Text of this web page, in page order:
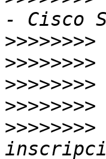
>>>>>>>>
>>>>>>>>
>>>>>>>>
>>>>>>>>
>>>>>>>>